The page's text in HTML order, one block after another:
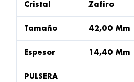
Cristal Zafiro
Tamaño 42,00 Mm
Espesor 14,40 Mm
PULSERA